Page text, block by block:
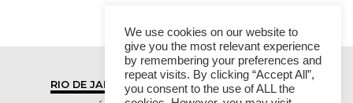
RIO DE JANEIRO
SÃO PAULO
We use cookies on our website to
give you the most relevant experience
by remembering your preferences and
repeat visits. By clicking “Accept All”,
you consent to the use of ALL the